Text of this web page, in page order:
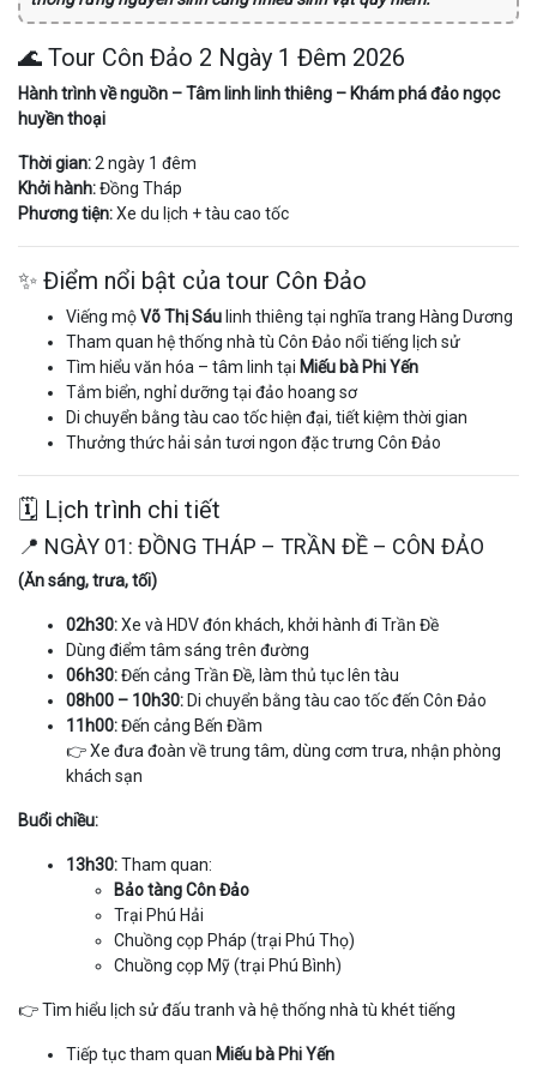
🌊 Tour Côn Đảo 2 Ngày 1 Đêm 2026
Hành trình về nguồn – Tâm linh linh thiêng – Khám phá đảo ngọc
huyền thoại
Thời gian:2 ngày 1 đêm
Khởi hành:Đồng Tháp
Phương tiện:Xe du lịch + tàu cao tốc
✨ Điểm nổi bật của tour Côn Đảo
Viếng mộVõ Thị Sáu linh thiêng tại nghĩa trang Hàng Dương
Tham quan hệ thống nhà tù Côn Đảo nổi tiếng lịch sử
Tìm hiểu văn hóa – tâm linh tại Miếu bà Phi Yến
Tắm biển, nghỉ dưỡng tại đảo hoang sơ
Di chuyển bằng tàu cao tốc hiện đại, tiết kiệm thời gian
Thưởng thức hải sản tươi ngon đặc trưng Côn Đảo
🗓️ Lịch trình chi tiết
📍 NGÀY 01: ĐỒNG THÁP – TRẦN ĐỀ – CÔN ĐẢO
(Ăn sáng, trưa, tối)
02h30:Xe và HDV đón khách, khởi hành đi Trần Đề
Dùng điểm tâm sáng trên đường
06h30:Đến cảng Trần Đề, làm thủ tục lên tàu
08h00 – 10h30: Di chuyển bằng tàu cao tốc đến Côn Đảo
11h00:Đến cảng Bến Đầm
👉 Xe đưa đoàn về trung tâm, dùng cơm trưa, nhận phòng
khách sạn
Buổi chiều:
13h30:Tham quan:
Bảo tàng Côn Đảo
Trại Phú Hải
Chuồng cọp Pháp (trại Phú Thọ)
Chuồng cọp Mỹ (trại Phú Bình)
👉 Tìm hiểu lịch sử đấu tranh và hệ thống nhà tù khét tiếng
Tiếp tục tham quan Miếu bà Phi Yến